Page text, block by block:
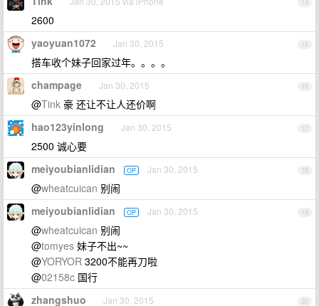
14
2600
15
yaoyuan1072 Jan 30, 2015
搭车收个妹子回家过年。。。。
16
champage Jan 30, 2015
@Tink 豪 还让不让人还价啊
17
hao123yinlong Jan 30, 2015
2500 诚心要
18
meiyoubianlidian OP Jan 30, 2015
@wheatcuican 别闹
19
meiyoubianlidian OP Jan 30, 2015
@wheatcuican 别闹
@tomyes 妹子不出~~
@YORYOR 3200不能再刀啦
@02158c 国行
20
zhangshuo Jan 30, 2015